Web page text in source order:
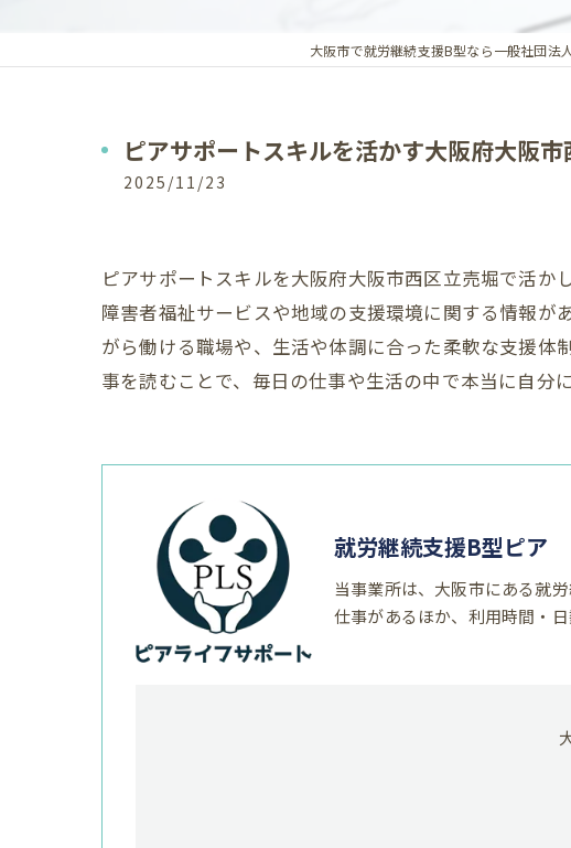
大阪市で就労継続支援B型なら一般社団法
ピアサポートスキルを活かす大阪府大阪
2025/11/23
ピアサポートスキルを大阪府大阪市西区立売堀で活か
障害者福祉サービスや地域の支援環境に関する情報が
がら働ける職場や、生活や体調に合った柔軟な支援
事を読むことで、毎日の仕事や生活の中で本当に自分
就労継続支援B型ピア
当事業所は、大阪市にある就
仕事があるほか、利用時間・